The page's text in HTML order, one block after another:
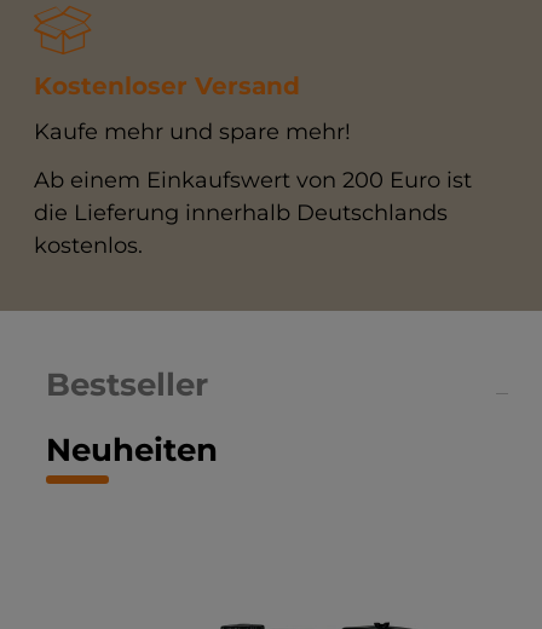
Kostenloser Versand
Kaufe mehr und spare mehr!
Ab einem Einkaufswert von 200 Euro ist
die Lieferung innerhalb Deutschlands
kostenlos.
Neuheiten
Bestseller